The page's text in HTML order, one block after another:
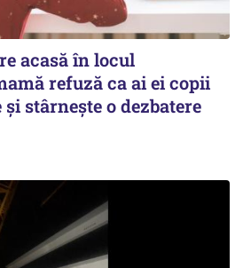
acasă în locul
refuză ca ai ei copii
stârnește o dezbatere